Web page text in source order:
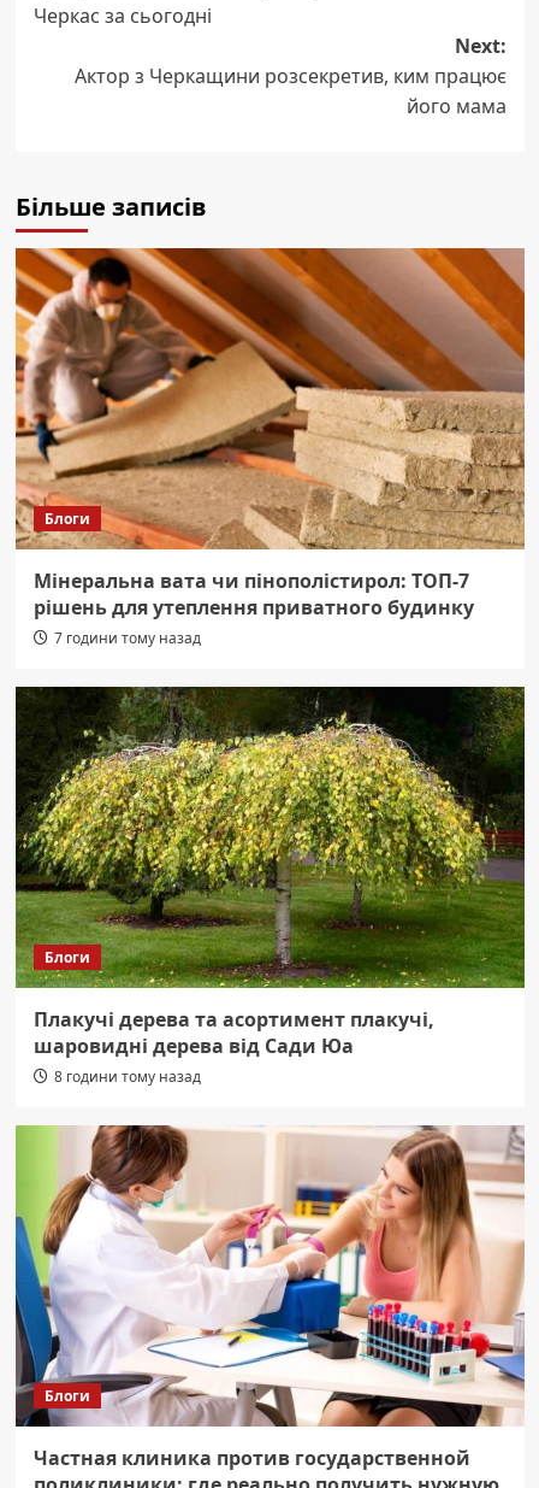
Черкас за сьогодні
Next:
Актор з Черкащини розсекретив, ким працює
його мама
Більше записів
Блоги
Мінеральна вата чи пінополістирол: ТОП-7
рішень для утеплення приватного будинку
7 години тому назад
Блоги
Плакучі дерева та асортимент плакучі,
шаровидні дерева від Сади Юа
8 години тому назад
Блоги
Частная клиника против государственной